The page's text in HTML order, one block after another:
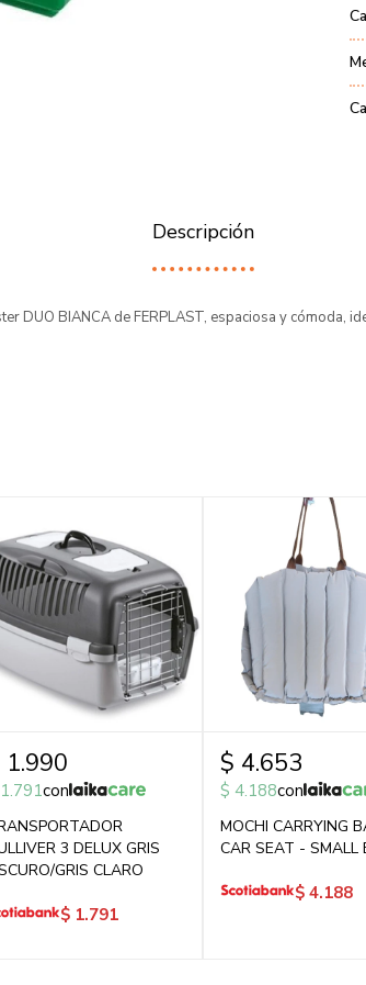
Descripción
DUO BIANCA de FERPLAST, espaciosa y cómoda,
1.990
1.791con
3 DELUX GRIS
GRIS CLARO
$ 1.791
$ 4.653
$ 4.188con
MOCHI CARRYING
CAR SEAT - SMALL
$ 4.188